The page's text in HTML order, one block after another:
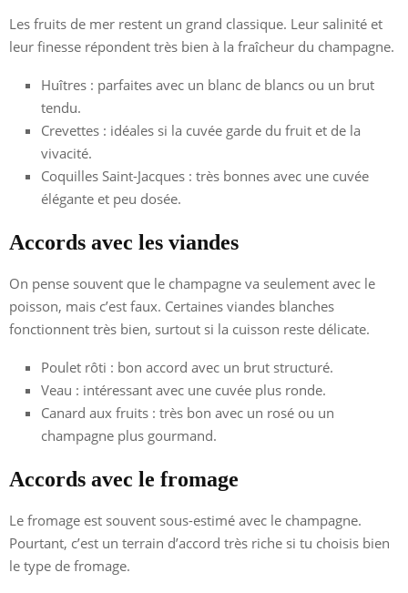
Les fruits de mer restent un grand classique. Leur salinité et
leur finesse répondent très bien à la fraîcheur du champagne.
Huîtres : parfaites avec un blanc de blancs ou un brut
tendu.
Crevettes : idéales si la cuvée garde du fruit et de la
vivacité.
Coquilles Saint-Jacques : très bonnes avec une cuvée
élégante et peu dosée.
Accords avec les viandes
On pense souvent que le champagne va seulement avec le
poisson, mais c’est faux. Certaines viandes blanches
fonctionnent très bien, surtout si la cuisson reste délicate.
Poulet rôti : bon accord avec un brut structuré.
Veau : intéressant avec une cuvée plus ronde.
Canard aux fruits : très bon avec un rosé ou un
champagne plus gourmand.
Accords avec le fromage
Le fromage est souvent sous-estimé avec le champagne.
Pourtant, c’est un terrain d’accord très riche si tu choisis bien
le type de fromage.